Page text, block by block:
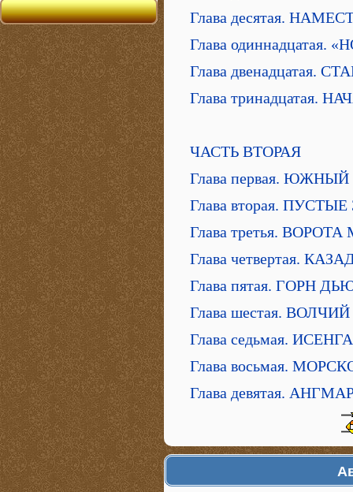
Глава десятая.
Глава
Глава двенадцатая.
Глава тринадцатая.
ЧАСТЬ ВТОРАЯ
Глава первая.
Глава вторая.
Глава третья.
Глава четвертая.
Глава пятая. ГОРН
Глава шестая.
Глава седьмая.
Глава восьмая.
Глава девятая.